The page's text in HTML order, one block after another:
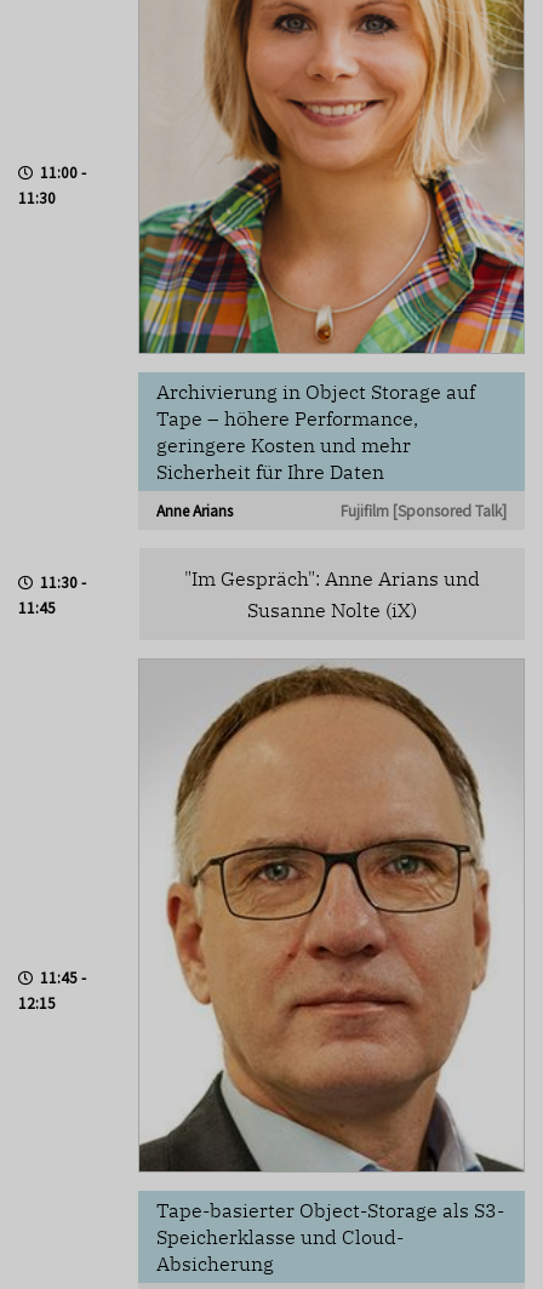
11:00 -
11:30
Archivierung in Object Storage auf
Tape – höhere Performance,
geringere Kosten und mehr
Sicherheit für Ihre Daten
Anne Arians Fujifilm [Sponsored Talk]
11:30 -
11:45
"Im Gespräch": Anne Arians und
Susanne Nolte (iX)
11:45 -
12:15
Tape-basierter Object-Storage als S3-
Speicherklasse und Cloud-
Absicherung